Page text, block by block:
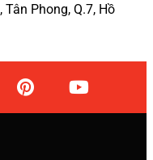
Phong, Q.7, Hồ